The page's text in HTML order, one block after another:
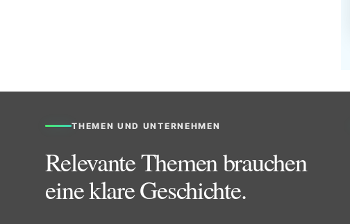
THEMEN UND UNTERNEHMEN
Relevante Themen brauchen
eine klare Geschichte.